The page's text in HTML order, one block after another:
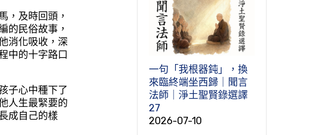
，及時回頭，
的民俗故事，
消化吸收，深
中的十字路口
子心中種下了
人生最緊要的
成自己的樣
一句「我根器鈍」，換
來臨終端坐西歸｜聞言
法師｜淨土聖賢錄選譯
27
2026-07-10